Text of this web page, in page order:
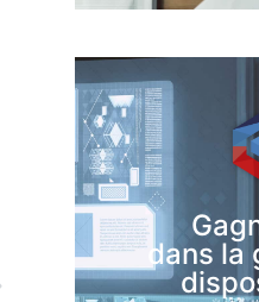
dans la